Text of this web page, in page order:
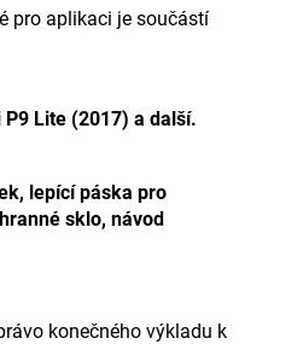
pro aplikaci je součástí
Lite (2017) a další.
lepící páska pro
sklo, návod
konečného výkladu k